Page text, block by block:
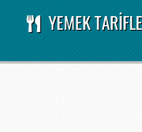
YEMEK